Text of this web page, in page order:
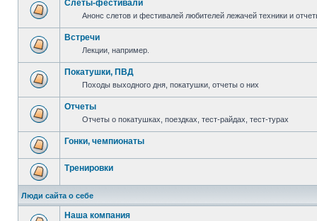
Слеты-фестивали
Анонс слетов и фестивалей любителей лежачей техники и
Встречи
Лекции, например.
Покатушки, ПВД
Походы выходного дня, покатушки, отчеты о них
Отчеты
Отчеты о покатушках, поездках, тест-райдах, тест-турах
Гонки, чемпионаты
Тренировки
Люди сайта о себе
Наша компания